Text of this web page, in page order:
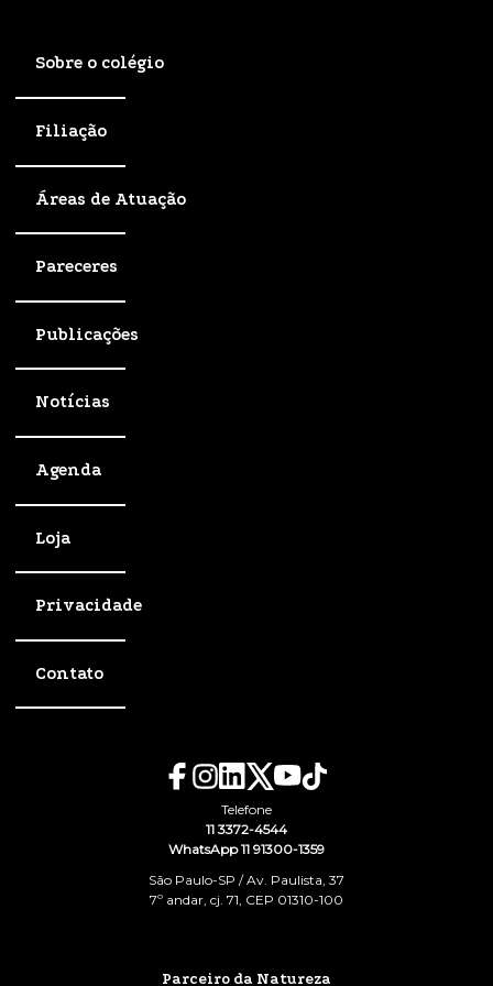
Sobre o colégio
Filiação
Áreas de Atuação
Pareceres
Publicações
Notícias
Agenda
Loja
Privacidade
Contato
Telefone
11 3372-4544
WhatsApp 11 91300-1359
São Paulo-SP / Av. Paulista, 37
7º andar, cj. 71, CEP 01310-100
Parceiro da Natureza